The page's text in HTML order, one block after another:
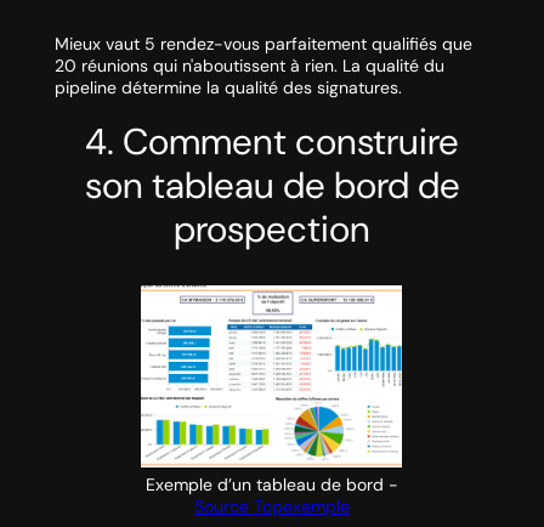
Mieux vaut 5 rendez-vous parfaitement qualifiés que
20 réunions qui n'aboutissent à rien. La qualité du
pipeline détermine la qualité des signatures.
4. Comment construire
son tableau de bord de
prospection
Exemple d’un tableau de bord -
Source Topexemple